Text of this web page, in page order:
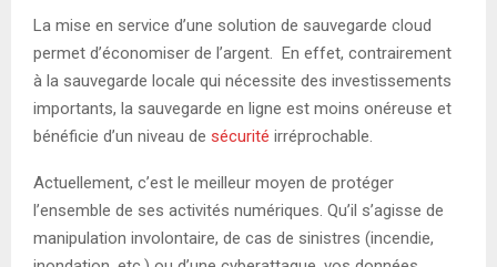
La mise en service d’une solution de sauvegarde cloud
permet d’économiser de l’argent. En effet, contrairement
à la sauvegarde locale qui nécessite des investissements
importants, la sauvegarde en ligne est moins onéreuse et
bénéficie d’un niveau de sécurité irréprochable.
Actuellement, c’est le meilleur moyen de protéger
l’ensemble de ses activités numériques. Qu’il s’agisse de
manipulation involontaire, de cas de sinistres (incendie,